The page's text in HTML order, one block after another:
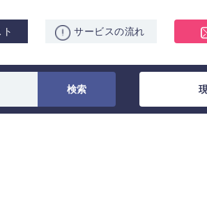
サービスの流れ